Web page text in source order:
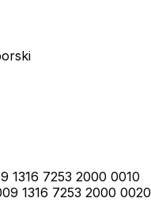
1316 7253 2000 0010
1316 7253 2000 0020